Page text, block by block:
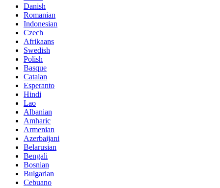
Danish
Romanian
Indonesian
Czech
Afrikaans
Swedish
Polish
Basque
Catalan
Esperanto
Hindi
Lao
Albanian
Amharic
Armenian
Azerbaijani
Belarusian
Bengali
Bosnian
Bulgarian
Cebuano